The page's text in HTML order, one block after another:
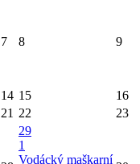
7 8 9
14 15
16
21 22 23
29
1
Vodácký maškarní